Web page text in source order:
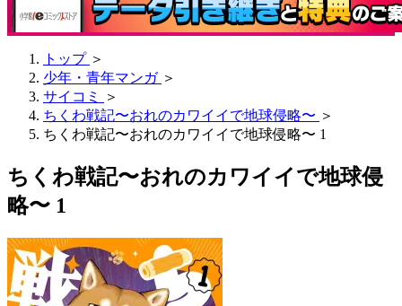
トップ ＞
少年・青年マンガ ＞
サイコミ
＞
ちくわ戦記〜おれのカワイイで地球侵略〜 ＞
ちくわ戦記〜おれのカワイイで地球侵略〜 1
ちくわ戦記〜おれのカワイイで地球侵
略〜 1